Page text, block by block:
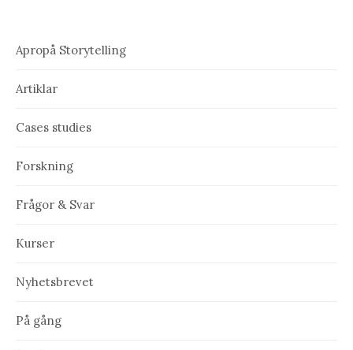
Apropå Storytelling
Artiklar
Cases studies
Forskning
Frågor & Svar
Kurser
Nyhetsbrevet
På gång